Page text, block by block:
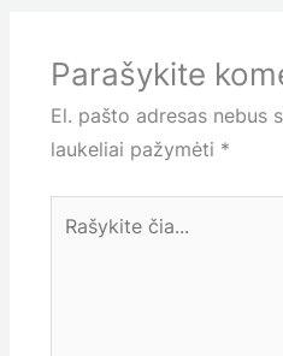
Parašykite
El. pašto adresas nebus
laukeliai pažymėti *